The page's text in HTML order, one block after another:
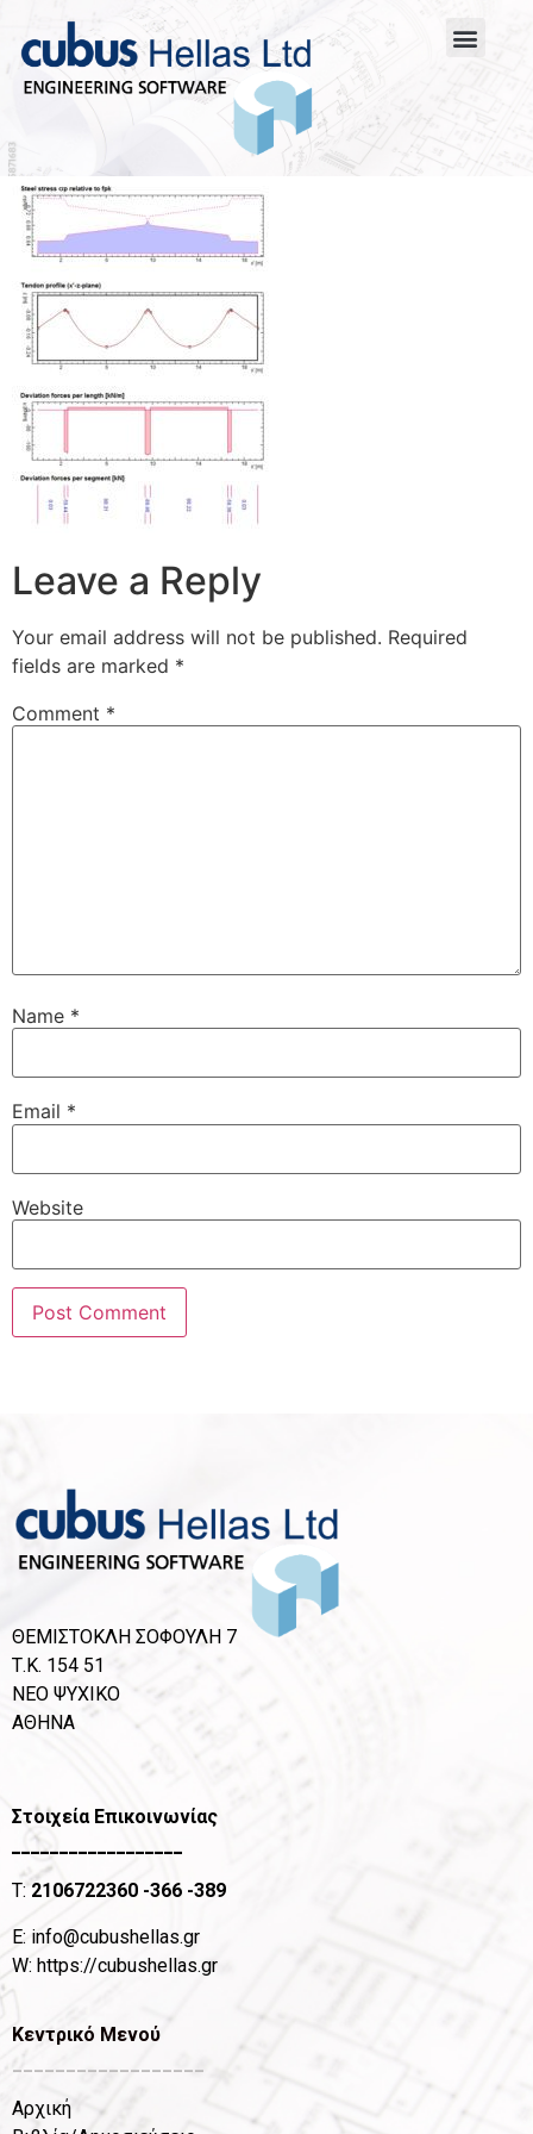
Leave a Reply
Your email address will not be published. Required
fields are marked *
Comment *
Name *
Email *
Website
ΘΕΜΙΣΤΟΚΛΗ ΣΟΦΟΥΛΗ 7
Τ.Κ. 154 51
ΝΕΟ ΨΥΧΙΚΟ
ΑΘΗΝΑ
Στοιχεία Επικοινωνίας
__________________
T:2106722360 -366 -389
Ε: info@cubushellas.gr
W: https://cubushellas.gr
Κεντρικό Μενού
Αρχική